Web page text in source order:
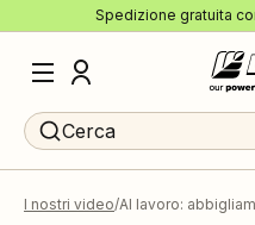
Spedizione gratuita
Cerca
I nostri video Al lavoro: